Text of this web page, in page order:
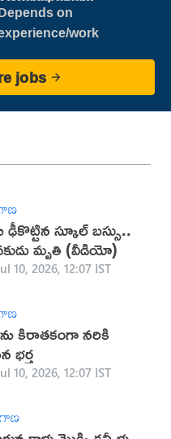
on
work
jobs
ఢీకొట్టిన స్కూల్ బస్సు..
మృతి (వీడియో)
10, 2026, 12:07 IST
కిరాతకంగా నరికి
భర్త
10, 2026, 12:07 IST